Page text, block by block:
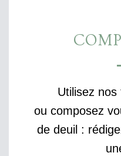
Utilisez
ou composez
de deuil :